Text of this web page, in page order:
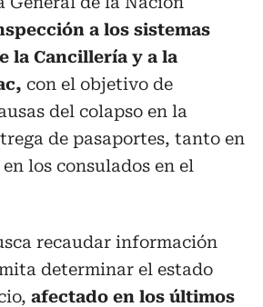
a los sistemas
la Cancillería y a la
con el objetivo de
del colapso en la
de pasaportes, tanto en
los consulados en el
recaudar información
determinar el estado
afectado en los últimos